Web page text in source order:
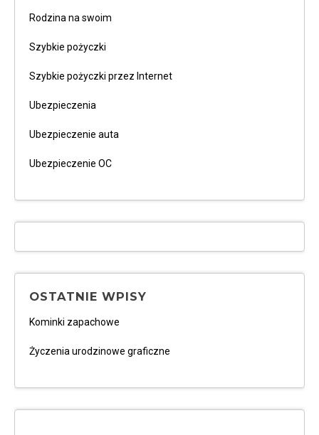
Rodzina na swoim
Szybkie pożyczki
Szybkie pożyczki przez Internet
Ubezpieczenia
Ubezpieczenie auta
Ubezpieczenie OC
OSTATNIE WPISY
Kominki zapachowe
Życzenia urodzinowe graficzne